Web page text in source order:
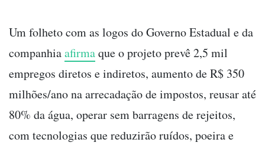
Um folheto com as logos do Governo Estadual e da
companhiaafirmaque o projeto prevê 2,5 mil
empregos diretos e indiretos, aumento de R$ 350
milhões/ano na arrecadação de impostos, reusar até
80% da água, operar sem barragens de rejeitos,
com tecnologias que reduzirão ruídos, poeira e